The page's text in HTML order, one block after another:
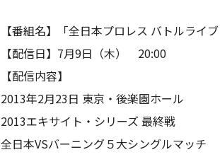
【番組名】「全日本プロレス バトルライ
【配信日】7月9日（木） 20:00
【配信内容】
2013年2月23日 東京・後楽園ホール
2013エキサイト・シリーズ 最終戦
全日本VSバーニング５大シングルマッチ